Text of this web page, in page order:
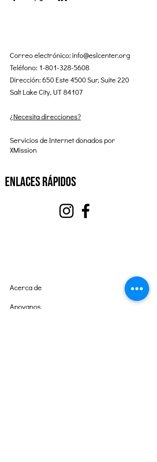
Correo electrónico:info@eslcenter.org
Teléfono: 1-801-328-5608
Dirección: 650 Este 4500 Sur, Suite 220
Salt Lake City, UT 84107
¿Necesita direcciones?
Servicios de Internet donados por
XMission
enlaces rápidos
Acerca de
Apoyanos